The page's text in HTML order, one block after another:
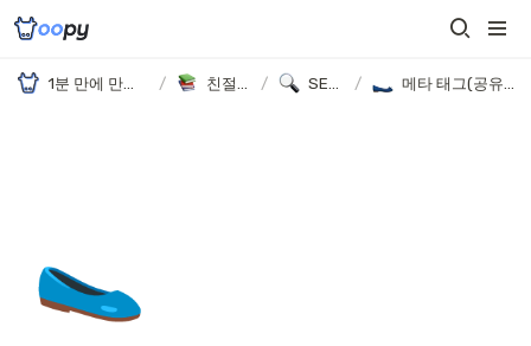
/ / /
🥿